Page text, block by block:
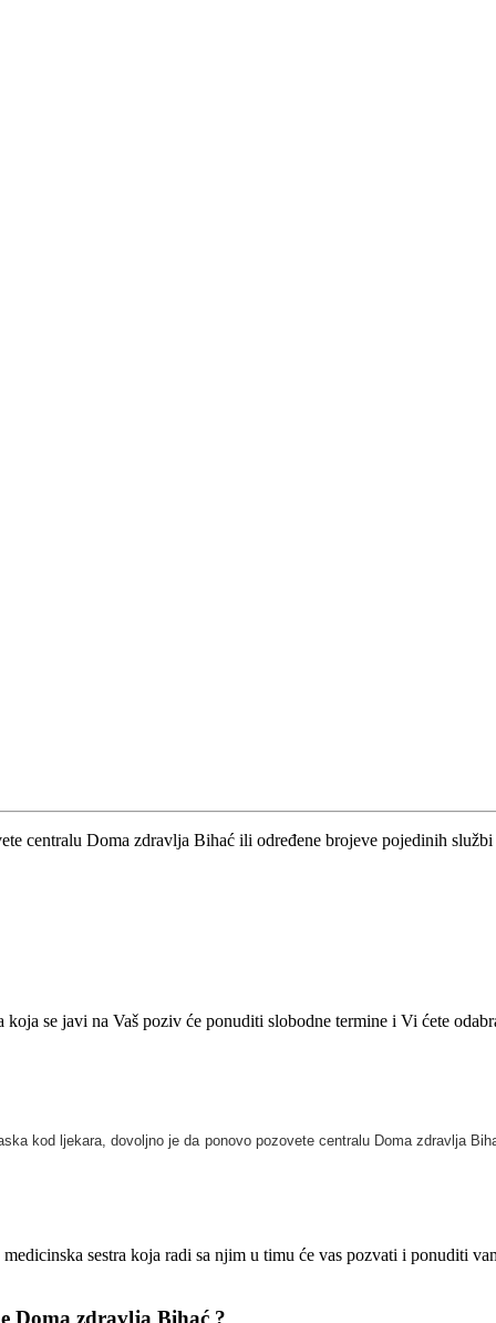
centralu Doma zdravlja Bihać ili određene brojeve pojedinih
se javi na Vaš poziv će ponuditi slobodne termine i Vi ćete
kod ljekara, dovoljno je da ponovo pozovete centralu Doma zdravlja
sestra koja radi sa njim u timu će vas pozvati i ponuditi
Doma zdravlja Bihać ?